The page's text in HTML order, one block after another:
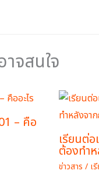
จสนใจ
– คือ
เรียนต่
ต้องทำ
ข่าวสาร / เ